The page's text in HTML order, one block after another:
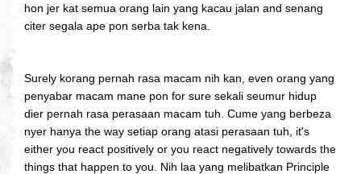
hon jer kat semua orang lain yang kacau jalan and senang
citer segala ape pon serba tak kena.
Surely korang pernah rasa macam nih kan, even orang yang
penyabar macam mane pon for sure sekali seumur hidup
dier pernah rasa perasaan macam tuh. Cume yang berbeza
nyer hanya the way setiap orang atasi perasaan tuh, it's
either you react positively or you react negatively towards the
things that happen to you. Nih laa yang melibatkan Principle